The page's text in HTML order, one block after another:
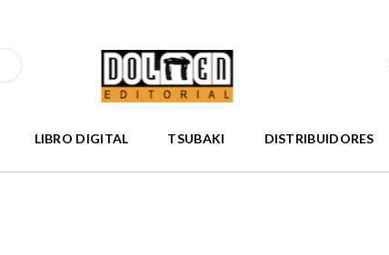
LIBRO DIGITAL TSUBAKI DISTRIBUIDORES